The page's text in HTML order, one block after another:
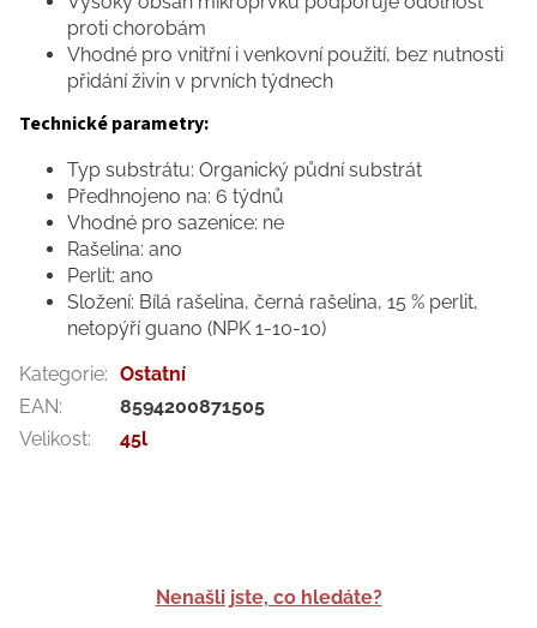
Nenašli jste, co hledáte?
proti chorobám
Vhodné pro vnitřní i venkovní použití, bez nutnosti
přidání živin v prvních týdnech
Technické parametry:
Typ substrátu: Organický půdní substrát
Předhnojeno na: 6 týdnů
Vhodné pro sazenice: ne
Rašelina: ano
Perlit: ano
Složení: Bílá rašelina, černá rašelina, 15 % perlit,
netopýří guano (NPK 1-10-10)
Kategorie: Ostatní
EAN:
8594200871505
Velikost: 45l